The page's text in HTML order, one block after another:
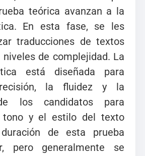
teórica avanzan a la
En esta fase, se les
traducciones de textos
de complejidad. La
está diseñada para
la fluidez y la
los candidatos para
tono y el estilo del texto
de esta prueba
pero generalmente se